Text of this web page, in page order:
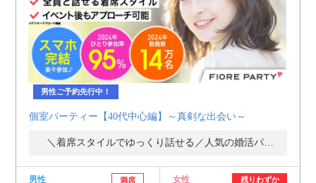
男性ご予約先行中！
個室パーティー【40代中心編】～真剣な出会い～
男性 満席 女性 残りわずか